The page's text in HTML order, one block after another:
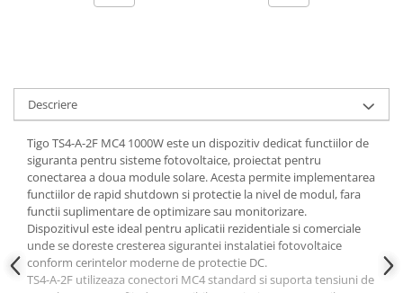
Descriere
Tigo TS4-A-2F MC4 1000W este un dispozitiv dedicat functiilor de
siguranta pentru sisteme fotovoltaice, proiectat pentru
conectarea a doua module solare. Acesta permite implementarea
functiilor de rapid shutdown si protectie la nivel de modul, fara
functii suplimentare de optimizare sau monitorizare.
Dispozitivul este ideal pentru aplicatii rezidentiale si comerciale
unde se doreste cresterea sigurantei instalatiei fotovoltaice
conform cerintelor moderne de protectie DC.
TS4-A-2F utilizeaza conectori MC4 standard si suporta tensiuni de